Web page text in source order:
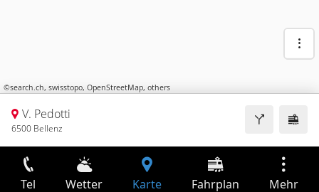
©search.ch, swisstopo, OpenStreetMap, others
V. Pedotti
6500 Bellenz
Tel Wetter Karte Fahrplan Mehr